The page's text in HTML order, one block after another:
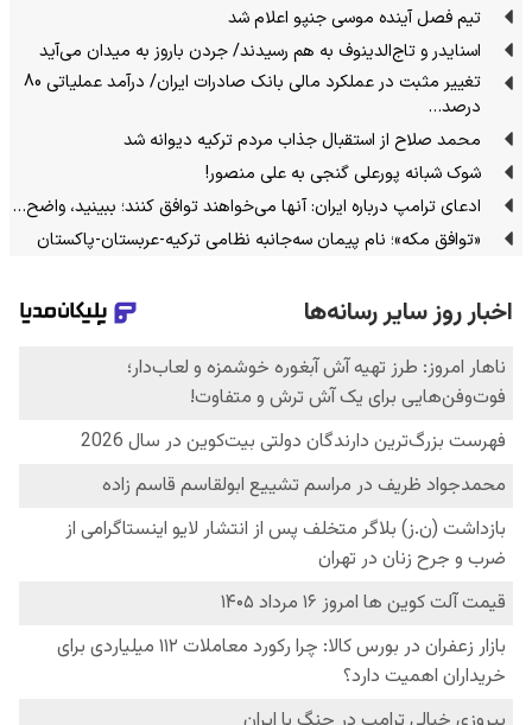
تیم فصل آینده موسی جنپو اعلام شد
اسنایدر و تاج‌الدینوف به هم رسیدند/ جردن باروز به میدان می‌آید
تغییر مثبت در عملکرد مالی بانک صادرات ایران/ درآمد عملیاتی 80
درصد…
محمد صلاح از استقبال جذاب مردم ترکیه دیوانه شد
شوک شبانه پورعلی گنجی به علی منصور!
ادعای ترامپ درباره ایران: آنها می‌خواهند توافق کنند؛ ببینید، واضح…
«توافق مکه»؛ نام پیمان سه‌جانبه نظامی ترکیه-عربستان-پاکستان